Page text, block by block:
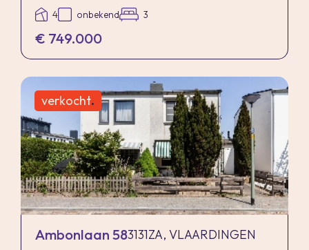
4 onbekend 3
€ 749.000
verkocht.
Ambonlaan 583131ZA, VLAARDINGEN